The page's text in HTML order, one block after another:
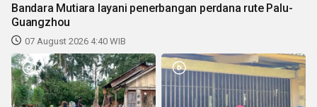
Bandara Mutiara layani penerbangan perdana rute Palu-
Guangzhou
07 August 2026 4:40 WIB